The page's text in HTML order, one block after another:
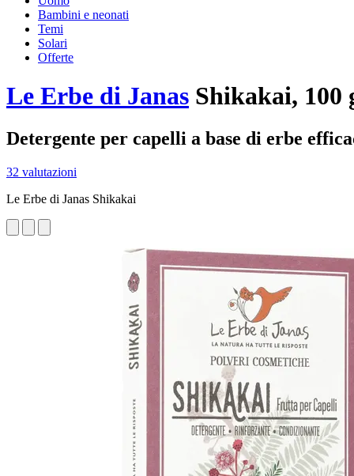
Bambini e neonati
Temi
Solari
Offerte
Le Erbe di Janas Shikakai, 100
Detergente per capelli a base di erbe
32 valutazioni
Le Erbe di Janas Shikakai